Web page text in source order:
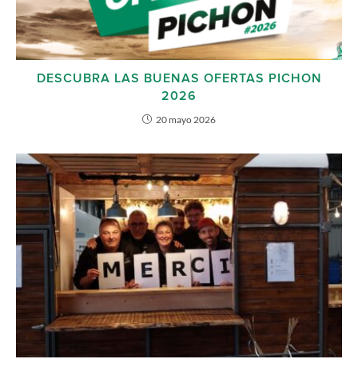
DESCUBRA LAS BUENAS OFERTAS PICHON
2026
20 mayo 2026